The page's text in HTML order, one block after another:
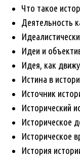
Что такое
Деятельность
Идеи и
Идея, как
Истина в
Источник
Исторический
Историческое
Историческое
История